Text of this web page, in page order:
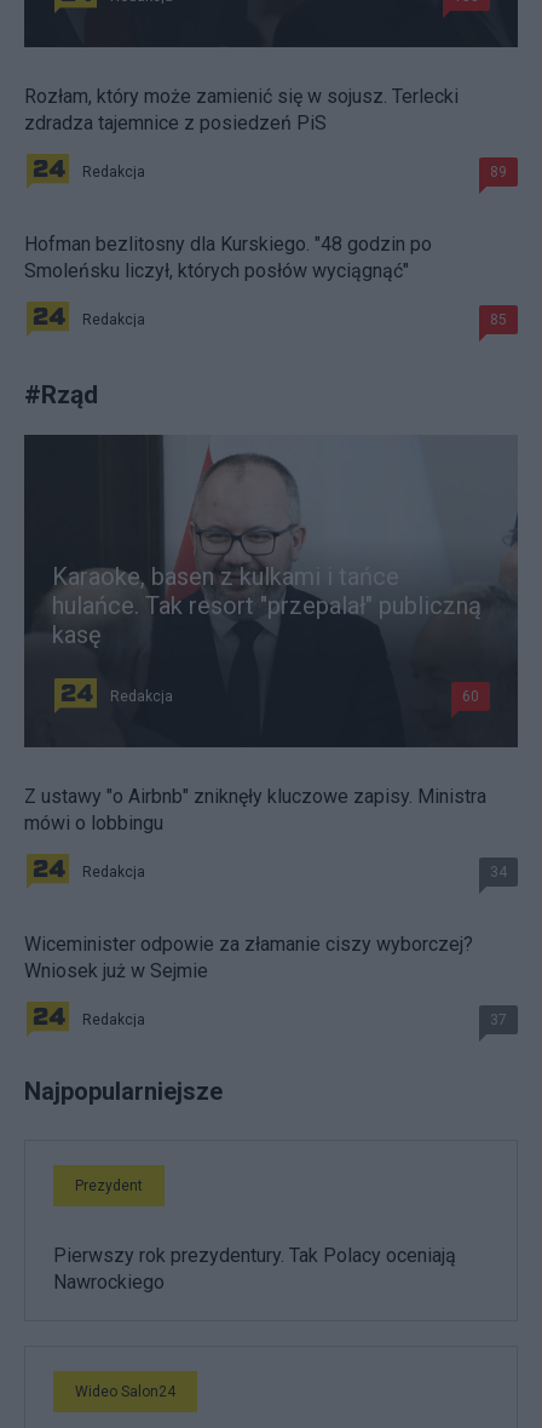
Rozłam, który może zamienić się w sojusz. Terlecki
zdradza tajemnice z posiedzeń PiS
Redakcja 89
Hofman bezlitosny dla Kurskiego. "48 godzin po
Smoleńsku liczył, których posłów wyciągnąć"
Redakcja 85
#Rząd
Karaoke, basen z kulkami i tańce
hulańce. Tak resort "przepalał" publiczną
kasę
Redakcja 60
Z ustawy "o Airbnb" zniknęły kluczowe zapisy. Ministra
mówi o lobbingu
Redakcja 34
Wiceminister odpowie za złamanie ciszy wyborczej?
Wniosek już w Sejmie
Redakcja 37
Najpopularniejsze
Prezydent
Pierwszy rok prezydentury. Tak Polacy oceniają
Nawrockiego
Wideo Salon24